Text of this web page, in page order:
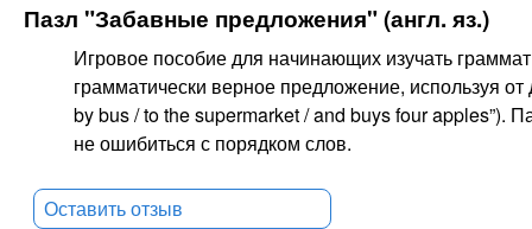
Пазл "Забавные предложения" (англ. яз.)
Игровое пособие для начинающих изучать
грамматически верное предложение, используя
by bus / to the supermarket / and buys four apples”).
не ошибиться с порядком слов.
Оставить отзыв